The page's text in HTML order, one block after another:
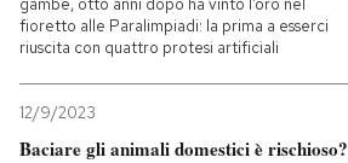
gambe, otto anni dopo ha vinto l’oro nel
fioretto alle Paralimpiadi: la prima a esserci
riuscita con quattro protesi artificiali
12/9/2023
Baciare gli animali domestici è rischioso?